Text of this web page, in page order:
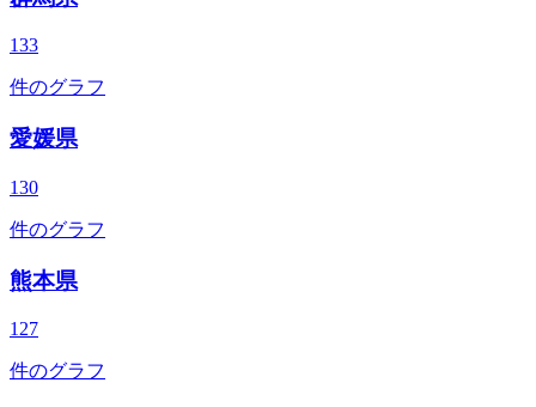
133
件のグラフ
愛媛県
130
件のグラフ
熊本県
127
件のグラフ